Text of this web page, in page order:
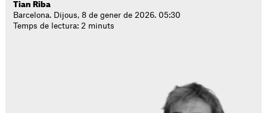
Tian Riba
Barcelona. Dijous, 8 de gener de 2026. 05:30
Temps de lectura: 2 minuts